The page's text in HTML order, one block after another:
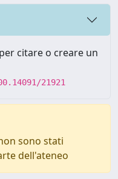
citare o creare un
21921
sono stati
dell'ateneo